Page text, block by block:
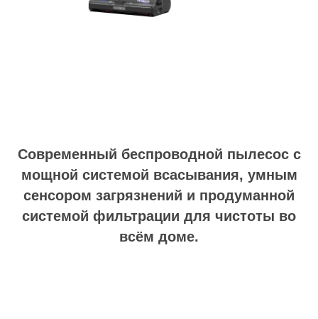
Современный беспроводной пылесос с
мощной системой всасывания, умным
сенсором загрязнений и продуманной
системой фильтрации для чистоты во
всём доме.